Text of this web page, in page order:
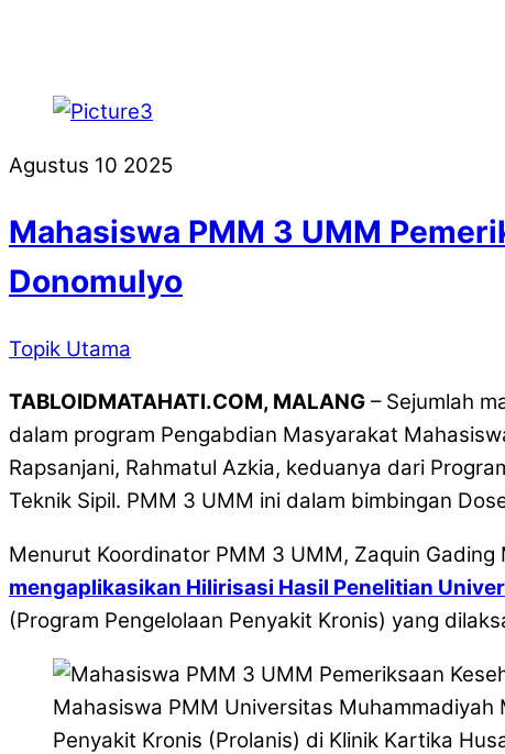
Agustus 10 2025
Mahasiswa PMM 3 UMM
Donomulyo
Topik Utama
TABLOIDMATAHATI.COM, MALANG – Sejumlah
dalam program Pengabdian Masyarakat
Rapsanjani, Rahmatul Azkia, keduanya dari
Teknik Sipil. PMM 3 UMM ini dalam bimbingan
Menurut Koordinator PMM 3 UMM, Zaquin
mengaplikasikan Hilirisasi Hasil Penelitian
(Program Pengelolaan Penyakit Kronis) yang
Mahasiswa PMM Universitas
Penyakit Kronis (Prolanis) di Klinik Kartika